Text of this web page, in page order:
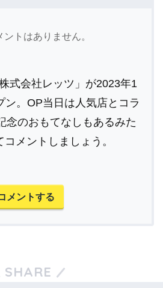
ントはありません。
式会社レッツ」が2023年1
ン。OP当日は人気店とコラ
念のおもてなしもあるみた
コメントしましょう。
メントする
SHARE